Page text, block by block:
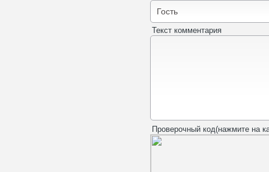
Текст комментария
Проверочный код(нажмите на